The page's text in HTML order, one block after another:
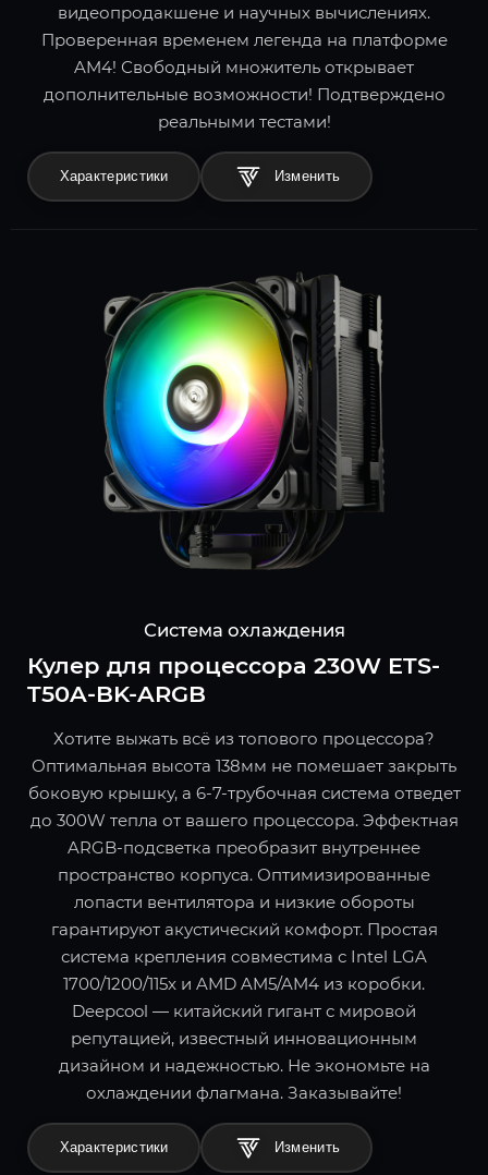
видеопродакшене и научных вычислениях.
Проверенная временем легенда на платформе
AM4! Свободный множитель открывает
дополнительные возможности! Подтверждено
реальными тестами!
Характеристики
Система охлаждения
Кулер для процессора 230W ETS-
T50A-BK-ARGB
Хотите выжать всё из топового процессора?
Оптимальная высота 138мм не помешает закрыть
боковую крышку, а 6-7-трубочная система отведет
до 300W тепла от вашего процессора. Эффектная
ARGB-подсветка преобразит внутреннее
пространство корпуса. Оптимизированные
лопасти вентилятора и низкие обороты
гарантируют акустический комфорт. Простая
система крепления совместима с Intel LGA
1700/1200/115x и AMD AM5/AM4 из коробки.
Deepcool — китайский гигант с мировой
репутацией, известный инновационным
дизайном и надежностью. Не экономьте на
охлаждении флагмана. Заказывайте!
Характеристики